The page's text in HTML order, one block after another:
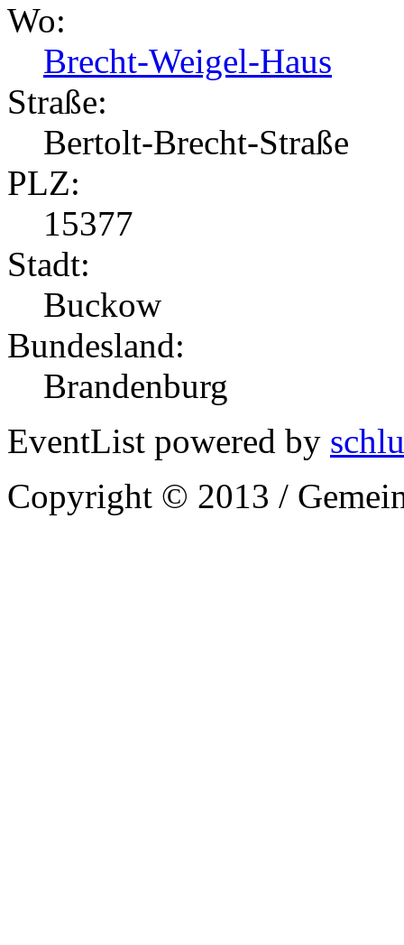
Wo:
Brecht-Weigel-Haus
Straße:
Bertolt-Brecht-Straße
PLZ:
15377
Stadt:
Buckow
Bundesland:
Brandenburg
EventList powered by
Copyright © 2013 /